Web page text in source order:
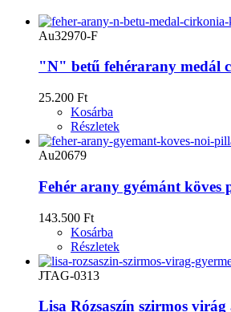
Au32970-F
"N" betű fehérarany medál
25.200 Ft
Kosárba
Részletek
Au20679
Fehér arany gyémánt köves
143.500 Ft
Kosárba
Részletek
JTAG-0313
Lisa Rózsaszín szirmos